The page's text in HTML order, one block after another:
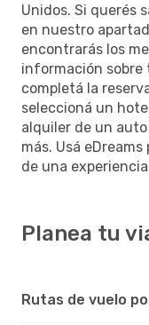
Unidos. Si querés
en nuestro
encontrarás los
información sobre
completá la
seleccioná un
alquiler de un
más. Usá
de una
Planea tu
Rutas de vuelo